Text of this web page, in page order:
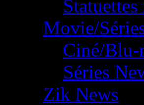
Statuettes
Movie/
Ciné/Blu-
Séries
Zik News